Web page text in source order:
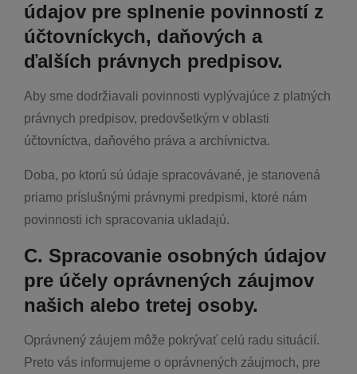
údajov pre splnenie povinností z
účtovníckych, daňových a
ďalších právnych predpisov.
Aby sme dodržiavali povinnosti vyplývajúce z platných
právnych predpisov, predovšetkým v oblasti
účtovníctva, daňového práva a archívnictva.
Doba, po ktorú sú údaje spracovávané, je stanovená
priamo príslušnými právnymi predpismi, ktoré nám
povinnosti ich spracovania ukladajú.
C. Spracovanie osobných údajov
pre účely oprávnených záujmov
našich alebo tretej osoby.
Oprávnený záujem môže pokrývať celú radu situácií.
Preto vás informujeme o oprávnených záujmoch, pre